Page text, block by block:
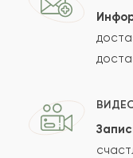
Сколько будет
Отзыв будет
Проверяем на